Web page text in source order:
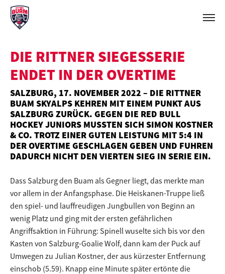
DIE RITTNER SIEGESSERIE
ENDET IN DER OVERTIME
SALZBURG, 17. NOVEMBER 2022 – DIE RITTNER
BUAM SKYALPS KEHREN MIT EINEM PUNKT AUS
SALZBURG ZURÜCK. GEGEN DIE RED BULL
HOCKEY JUNIORS MUSSTEN SICH SIMON KOSTNER
& CO. TROTZ EINER GUTEN LEISTUNG MIT 5:4 IN
DER OVERTIME GESCHLAGEN GEBEN UND FUHREN
DADURCH NICHT DEN VIERTEN SIEG IN SERIE EIN.
Dass Salzburg den Buam als Gegner liegt, das merkte man
vor allem in der Anfangsphase. Die Heiskanen-Truppe ließ
den spiel- und lauffreudigen Jungbullen von Beginn an
wenig Platz und ging mit der ersten gefährlichen
Angriffsaktion in Führung: Spinell wuselte sich bis vor den
Kasten von Salzburg-Goalie Wolf, dann kam der Puck auf
Umwegen zu Julian Kostner, der aus kürzester Entfernung
einschob (5.59). Knapp eine Minute später ertönte die